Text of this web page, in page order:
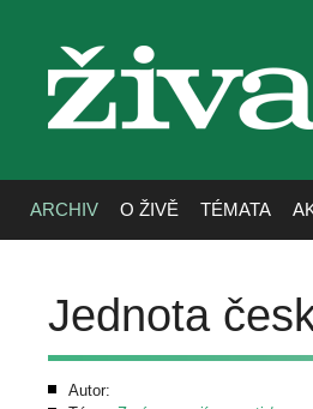
živa
ARCHIV O ŽIVĚ TÉMATA
Jednota
Autor: